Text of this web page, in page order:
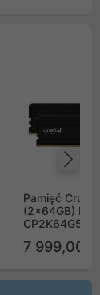
Pamięć
(2x64GB)
7 999,00 zł